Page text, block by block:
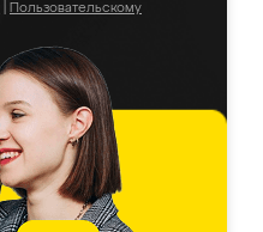
Пользовательскому